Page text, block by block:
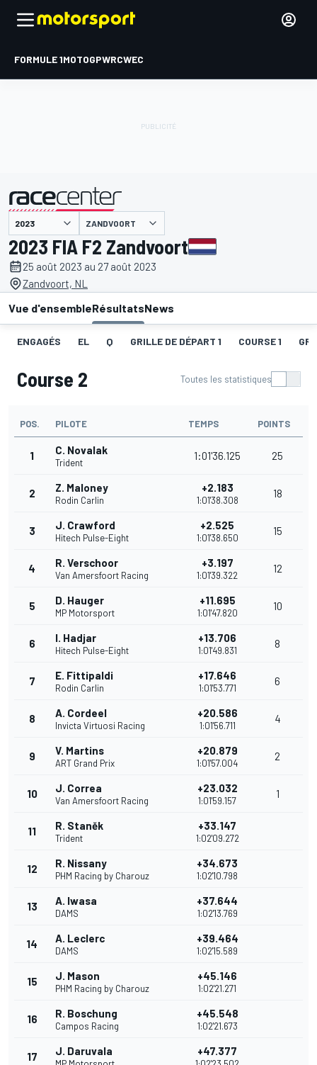
FORMULE 1MOTOGPWRCWEC
présenté par ZANDVOORT
2023 FIA F2 Zandvoort
25 août 2023 au 27 août 2023
Zandvoort, NL
Vue d'ensembleRésultatsNews
ENGAGÉS EL Q GRILLE DE DÉPART 1 COURSE 1
Course 2 Toutes les statistiques
POS. PILOTE TEMPS POINTS
1 C. Novalak
Trident
1:01'36.125 25
2 Z. Maloney
Rodin Carlin
+2.183
1:01'38.308
18
3 J. Crawford
Hitech Pulse-Eight
+2.525
1:01'38.650
15
4 R. Verschoor
Van Amersfoort Racing
+3.197
1:01'39.322
12
5 D. Hauger
MP Motorsport
+11.695
1:01'47.820
10
6 I. Hadjar
Hitech Pulse-Eight
+13.706
1:01'49.831
8
7 E. Fittipaldi
Rodin Carlin
+17.646
1:01'53.771
6
8 A. Cordeel
Invicta Virtuosi Racing
+20.586
1:01'56.711
4
9 V. Martins
ART Grand Prix
+20.879
1:01'57.004
2
10 J. Correa
Van Amersfoort Racing
+23.032
1:01'59.157
1
11 R. Staněk
Trident
+33.147
1:02'09.272
12 R. Nissany
PHM Racing by Charouz
+34.673
1:02'10.798
13 A. Iwasa
DAMS
+37.644
1:02'13.769
14 A. Leclerc
DAMS
+39.464
1:02'15.589
15 J. Mason
PHM Racing by Charouz
+45.146
1:02'21.271
16 R. Boschung
Campos Racing
+45.548
1:02'21.673
17 J. Daruvala +47.377